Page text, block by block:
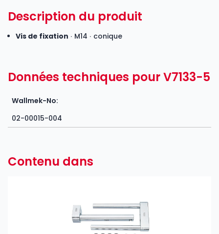
Description du produit
Vis de fixation ∙ M14 ∙ conique
Données techniques pour V7133-5
Wallmek-No:
02-00015-004
Contenu dans